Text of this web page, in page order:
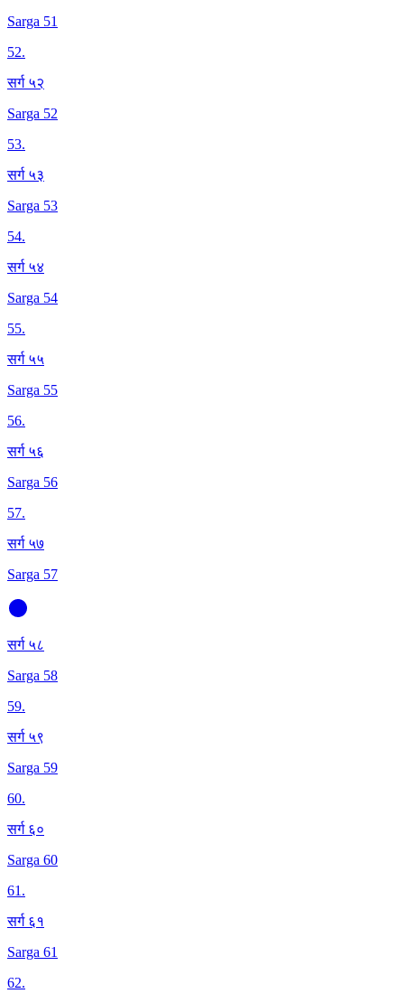
Sarga 51
52.
सर्ग ५२
Sarga 52
53.
सर्ग ५३
Sarga 53
54.
सर्ग ५४
Sarga 54
55.
सर्ग ५५
Sarga 55
56.
सर्ग ५६
Sarga 56
57.
सर्ग ५७
Sarga 57
सर्ग ५८
Sarga 58
59.
सर्ग ५९
Sarga 59
60.
सर्ग ६०
Sarga 60
61.
सर्ग ६१
Sarga 61
62.